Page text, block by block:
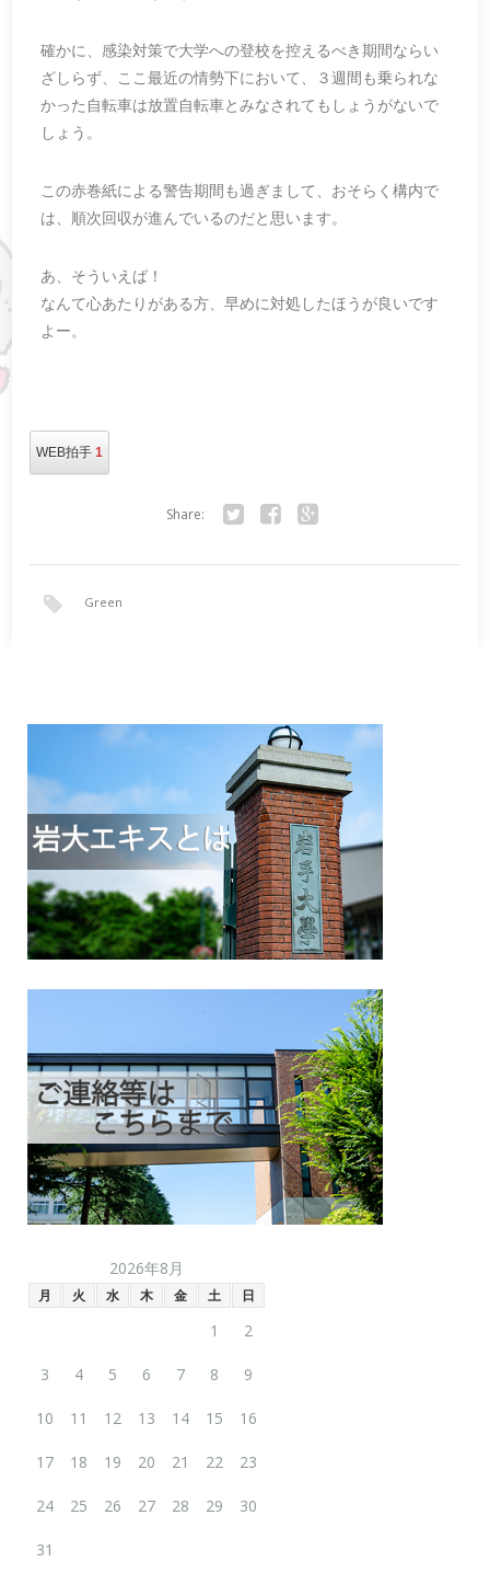
確かに、感染対策で大学への登校を控えるべき期間ならい
ざしらず、ここ最近の情勢下において、３週間も乗られな
かった自転車は放置自転車とみなされてもしょうがないで
しょう。
この赤巻紙による警告期間も過ぎまして、おそらく構内で
は、順次回収が進んでいるのだと思います。
あ、そういえば！
なんて心あたりがある方、早めに対処したほうが良いです
よー。
WEB拍手1
Share:
Green
2026年8月
月 火 水 木 金 土 日
1 2
3 4 5 6 7 8 9
10 11 12 13 14 15 16
17 18 19 20 21 22 23
24 25 26 27 28 29 30
31